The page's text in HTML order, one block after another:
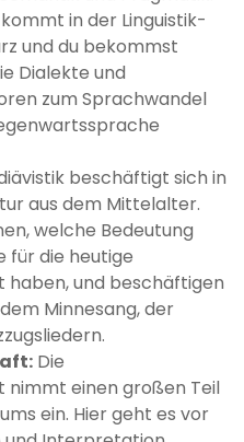
in der Linguistik-
und du bekommst
Dialekte und
zum Sprachwandel
beschäftigt sich in
aus dem Mittelalter.
welche Bedeutung
für die heutige
haben, und beschäftigen
Minnesang, der
Die
nimmt einen großen Teil
ein. Hier geht es vor